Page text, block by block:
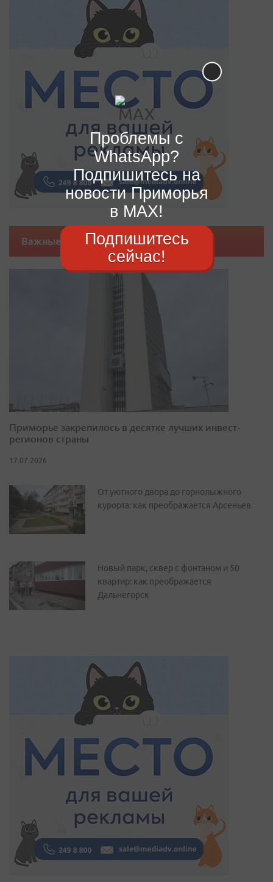
Важные новости
Приморье закрепилось в десятке лучших инвест-
регионов страны
17.07.2026
От уютного двора до горнолыжного
курорта: как преображается Арсеньев
Новый парк, сквер с фонтаном и 50
квартир: как преображается
Дальнегорск
Проблемы с
WhatsApp?
Подпишитесь на
новости Приморья
в MAX!
Подпишитесь
сейчас!